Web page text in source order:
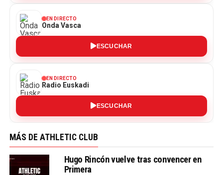
EN DIRECTO
Onda Vasca
ESCUCHAR
EN DIRECTO
Radio Euskadi
ESCUCHAR
MÁS DE ATHLETIC CLUB
Hugo Rincón vuelve tras convencer en
Primera